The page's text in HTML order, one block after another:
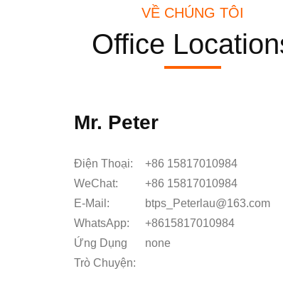
VỀ CHÚNG TÔI
Office
Mr. Peter
Điện Thoại:
+86 15817010984
WeChat:
+86 15817010984
E-Mail:
btps_Peterlau@163.com
WhatsApp:
+8615817010984
Ứng Dụng
Trò Chuyện:
none